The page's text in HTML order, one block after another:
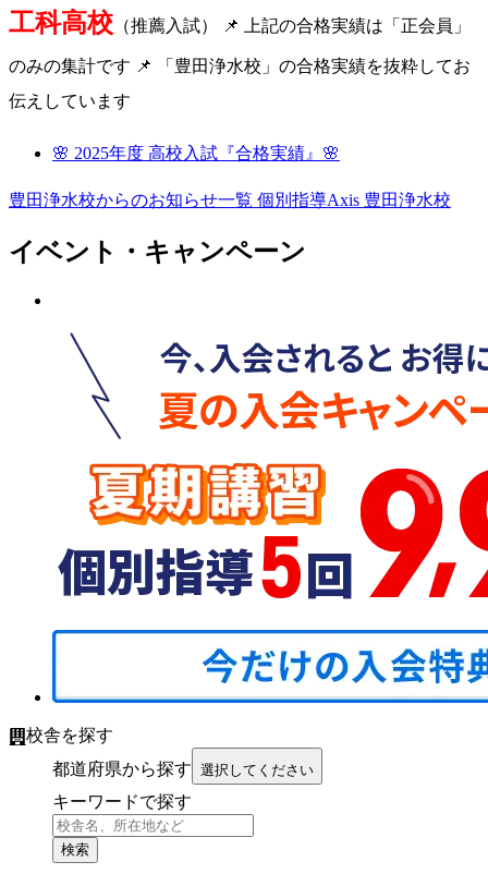
工科高校 （推薦入試） 📌 上記の合格実績は「正会員」
のみの集計です 📌 「豊田浄水校」の合格実績を抜粋してお
伝えしています
🌸 2025年度 高校入試『合格実績』🌸
豊田浄水校からのお知らせ一覧 個別指導Axis 豊田浄水校
イベント・キャンペーン
校舎を探す
都道府県から探す 選択してください
キーワードで探す
検索